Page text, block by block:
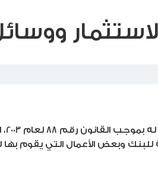
للبنك وبعض الأعمال التي يقوم